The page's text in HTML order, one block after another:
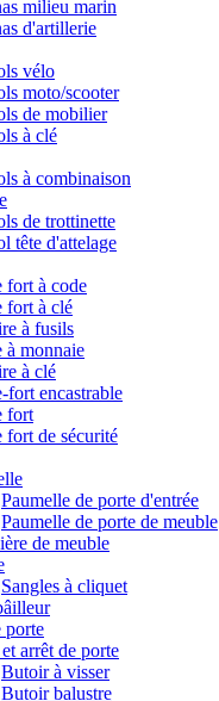
milieu marin
d'artillerie
vélo
moto/scooter
de mobilier
à clé
à combinaison
de trottinette
tête d'attelage
fort à code
fort à clé
à fusils
à monnaie
à clé
fort encastrable
fort
fort de sécurité
Paumelle de porte d'entrée
Paumelle de porte de meuble
de meuble
Sangles à cliquet
porte
arrêt de porte
Butoir à visser
Butoir balustre